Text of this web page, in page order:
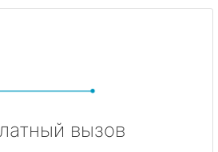
вызов